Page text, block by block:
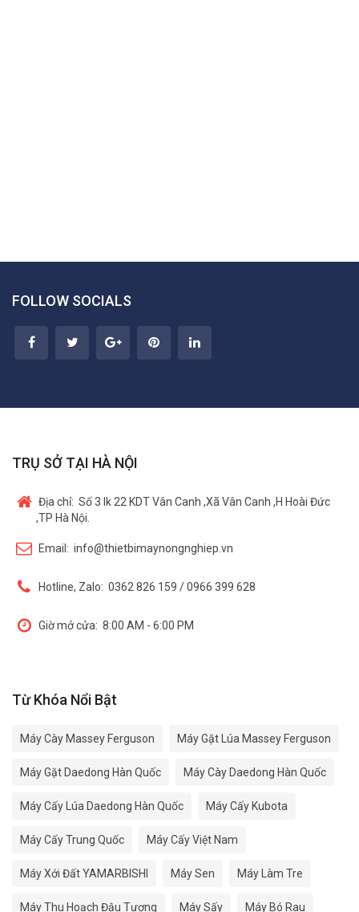
FOLLOW SOCIALS
TRỤ SỞ TẠI HÀ NỘI
Địa chỉ: Số 3 lk 22 KDT Vân Canh ,Xã Vân Canh ,H Hoài Đức
,TP Hà Nội.
Email: info@thietbimaynongnghiep.vn
Hotline, Zalo: 0362 826 159 / 0966 399 628
Giờ mở cửa: 8:00 AM - 6:00 PM
Từ Khóa Nổi Bật
Máy Cày Massey Ferguson Máy Gặt Lúa Massey Ferguson
Máy Gặt Daedong Hàn Quốc Máy Cày Daedong Hàn Quốc
Máy Cấy Lúa Daedong Hàn Quốc Máy Cấy Kubota
Máy Cấy Trung Quốc Máy Cấy Việt Nam
Máy Xới Đất YAMARBISHI Máy Sen Máy Làm Tre
Máy Thu Hoạch Đậu Tương Máy Sấy Máy Bó Rau